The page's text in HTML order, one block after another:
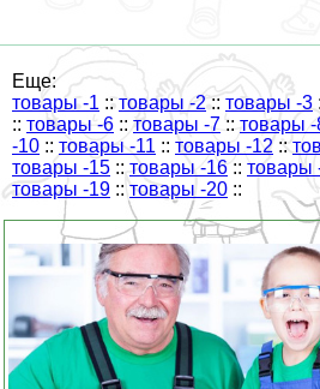
Еще:
товары -1 :: товары -2 :: товары -3
:: товары -6 :: товары -7 :: товары -
-10 :: товары -11 :: товары -12 ::
товары -15 :: товары -16 :: товары
товары -19 :: товары -20 ::